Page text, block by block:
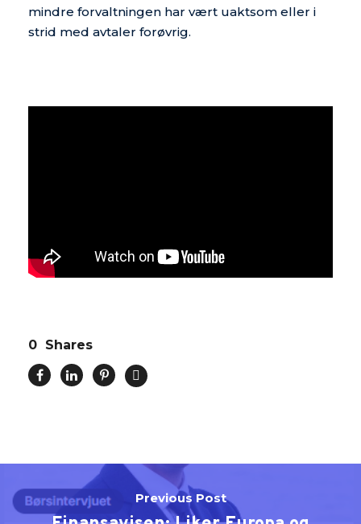
mindre forvaltningen har vært uaktsom eller i
strid med avtaler forøvrig.
0 Shares
Previous Post